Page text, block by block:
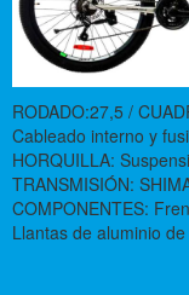
RODADO:27,5 /
Cableado interno y
HORQUILLA:
TRANSMISIÓN:
COMPONENTES:
Llantas de aluminio